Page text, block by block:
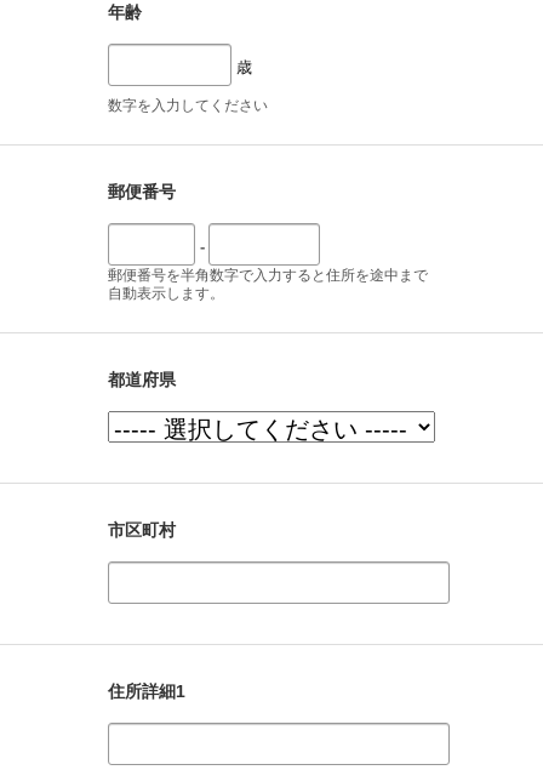
年齢
歳
数字を入力してください
郵便番号
-
郵便番号を半角数字で入力すると住所を途中まで
自動表示します。
都道府県
市区町村
住所詳細1